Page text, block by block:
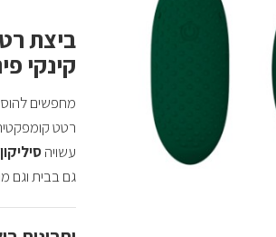
קינקי
מחפשים
רטט
עשויה
גם בבית וגם